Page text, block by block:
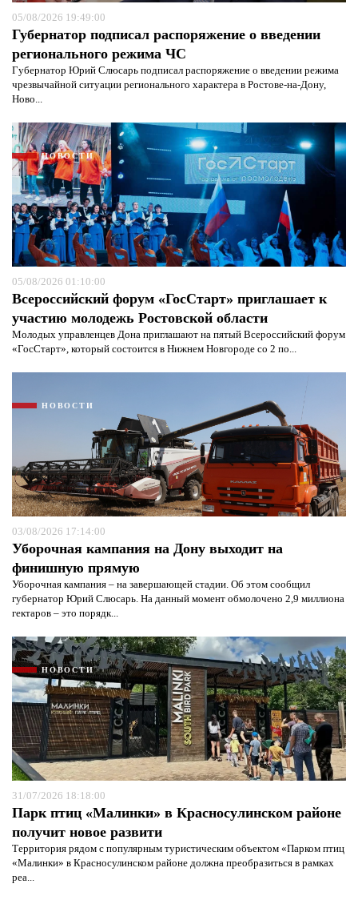
05/08/2026 19:49:00
Губернатор подписал распоряжение о введении
регионального режима ЧС
Губернатор Юрий Слюсарь подписал распоряжение о введении режима
чрезвычайной ситуации регионального характера в Ростове-на-Дону,
Ново...
НОВОСТИ
05/08/2026 01:10:00
Всероссийский форум «ГосСтарт» приглашает к
участию молодежь Ростовской области
Молодых управленцев Дона приглашают на пятый Всероссийский форум
«ГосСтарт», который состоится в Нижнем Новгороде со 2 по...
НОВОСТИ
03/08/2026 17:14:00
Уборочная кампания на Дону выходит на
финишную прямую
Уборочная кампания – на завершающей стадии. Об этом сообщил
губернатор Юрий Слюсарь. На данный момент обмолочено 2,9 миллиона
гектаров – это порядк...
НОВОСТИ
31/07/2026 18:18:00
Парк птиц «Малинки» в Красносулинском районе
получит новое развити
Территория рядом с популярным туристическим объектом «Парком птиц
«Малинки» в Красносулинском районе должна преобразиться в рамках
реа...
Я согласен сполитикой конфиденциальности и
защиты информации*
Я согласен сполитикой конфиденциальности и
защиты информации*